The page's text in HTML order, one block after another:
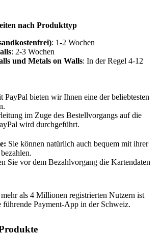
nach Produkttyp
: 1-2 Wochen
: 2-3 Wochen
und Metals on Walls: In der Regel 4-12
PayPal bieten wir Ihnen eine der beliebtesten
im Zuge des Bestellvorgangs auf die
wird durchgeführt.
Sie können natürlich auch bequem mit ihrer
Sie vor dem Bezahlvorgang die Kartendaten
als 4 Millionen registrierten Nutzern ist
Payment-App in der Schweiz.